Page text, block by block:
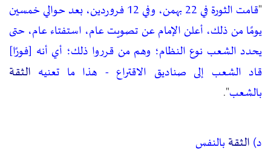
"
قامت الثورة في 22 بهمن، وفي 12 فروردين، بعد حوالي خمسين
يومًا من ذلك، أعلن الإمام عن تصويت عام، استفتاء عام، حتى
يحدد الشعب نوع النظام؛ وهم من قرروا ذلك؛ أي أنه [فورًا]
قاد الشعب إلى صناديق الاقتراع - هذا ما تعنيه الثقة
بالشعب".
د) الثقةبالنفس